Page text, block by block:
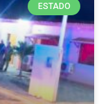
ESTADO